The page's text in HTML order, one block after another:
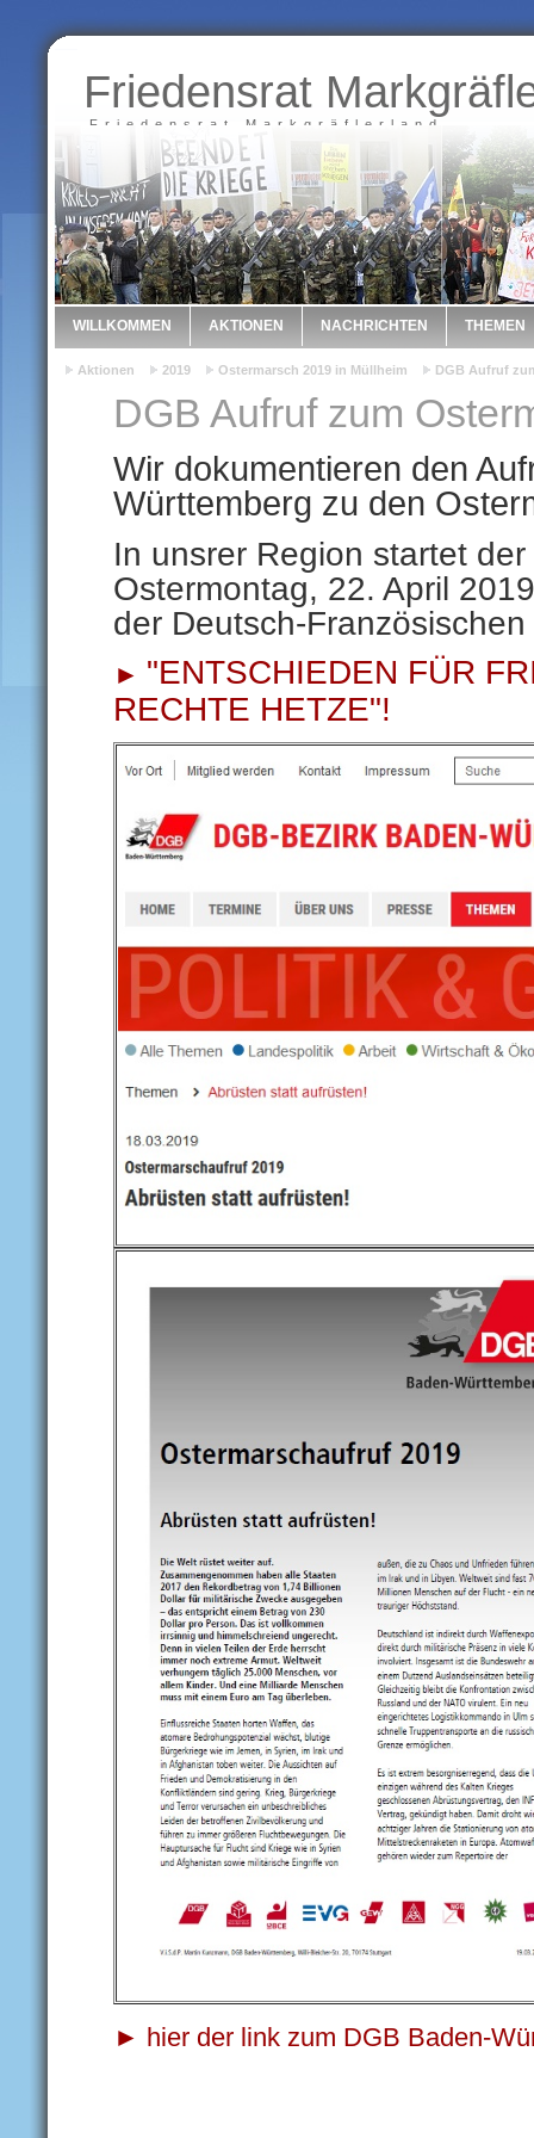
Friedensrat
Friedensrat Markgräflerland
WILLKOMMEN AKTIONEN NACHRICHTEN THEMEN
Aktionen 2019 Ostermarsch 2019 in Müllheim DGB Aufruf
DGB Aufruf zum
Wir dokumentieren den
Württemberg zu den
In unsrer Region startet
Ostermontag, 22. April
der Deutsch-
► "ENTSCHIEDEN FÜR
RECHTE HETZE"!
► hier der link zum DGB Baden-